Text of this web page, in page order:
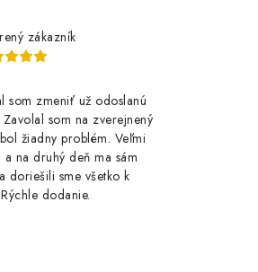
zákazník
som zmeniť už odoslanú
som na zverejnený
žiadny problém. Veľmi
a na druhý deň ma sám
doriešili sme všetko k
dodanie.